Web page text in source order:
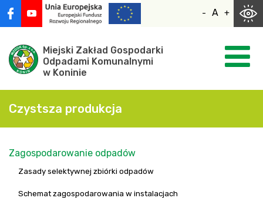
Skocz
do
zawartości
- A +
Miejski Zakład Gospodarki
Odpadami Komunalnymi
w Koninie
Czystsza produkcja
Zagospodarowanie odpadów
Zasady selektywnej zbiórki odpadów
Schemat zagospodarowania w instalacjach